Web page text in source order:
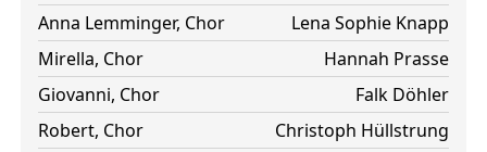
Anna Lemminger, Chor
Lena Sophie Knapp
Mirella, Chor
Hannah Prasse
Giovanni, Chor
Falk Döhler
Robert, Chor
Christoph Hüllstrung